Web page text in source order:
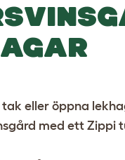
eller öppna
med ett Zippi